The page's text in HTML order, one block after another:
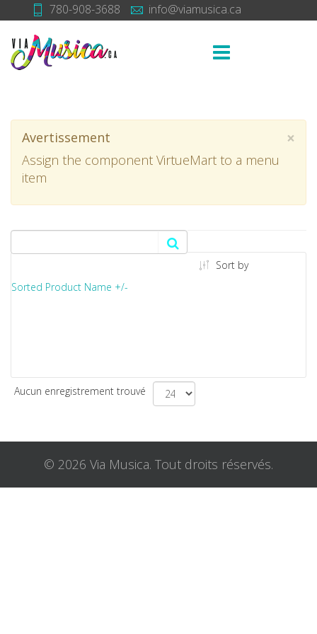
780-908-3688 info@viamusica.ca
×
Avertissement
Assign the component VirtueMart to a menu
item
Sort by
Sorted Product Name +/-
Aucun enregistrement trouvé
© 2026 Via Musica. Tout droits réservés.